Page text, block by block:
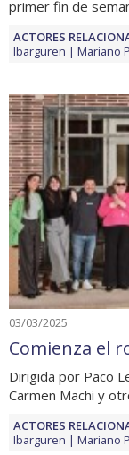
primer fin de
ACTORES
Ibarguren
Mariano
03/03/2025
Comienza el
Dirigida por Paco
Carmen Machi y
ACTORES
Ibarguren
Mariano